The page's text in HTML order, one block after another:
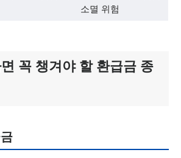
소멸 위험
꼭 챙겨야 할 환급금 종